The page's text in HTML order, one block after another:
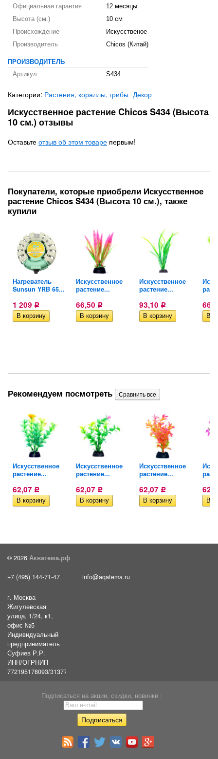
Официальная гарантия
12 месяцы
Высота (см.)
10 см
Происхождение
Искусственое
Производитель
Chicos (Китай)
ПРОИЗВОДИТЕЛЬ
Артикул:
S434
Категории: Растения, кораллы, грибы Декор
Искусственное растение Chicos S434 (Высота
10 см.) отзывы
Оставьте отзыв об этом товаре первым!
Покупатели, которые приобрели Искусственное
растение Chicos S434 (Высота 10 см.), также
купили
Нагреватель
Sunsun YRB 65...
1 209 Р
Искусственное
растение...
66,50 Р
Искусственное
растение...
93,10 Р
Рекомендуем посмотреть
Искусственное
растение...
62,07 Р
Искусственное
растение...
62,07 Р
Искусственное
растение...
62,07 Р
© 2026 Акватема.рф
+7 (495) 144-71-47 info@aqatema.ru
г. Москва
Жигулевская
улица, 1/24, к1,
офис №5
Индивидуальный
предприниматель
Суфиев Р.Р.
ИНН/ОГРНИП
772195178093/31377461610054
Подписаться на акции, скидки, новинки :